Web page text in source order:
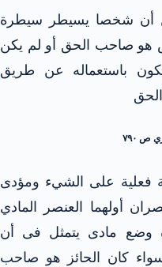
أن شخصا يسيطر سيطرة
هو صاحب الحق أو لم يكن
باستعماله عن طريق
ص ۷۹۰
فعلية على الشيء ومؤدى
أولهما العنصر المادي
وضع مادى يتمثل فى أن
كان الحائز هو صاحب